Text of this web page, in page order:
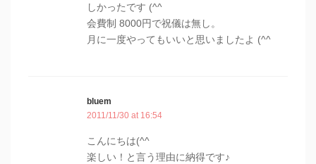
しかったです (^^
会費制 8000円で祝儀は無し。
月に一度やってもいいと思いましたよ (^^
bluem
2011/11/30 at 16:54
こんにちは(^^
楽しい！と言う理由に納得です♪